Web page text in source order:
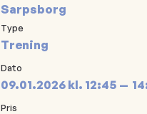
Sarpsborg
Type
Trening
Dato
09.01.2026 kl. 12:45
Pris